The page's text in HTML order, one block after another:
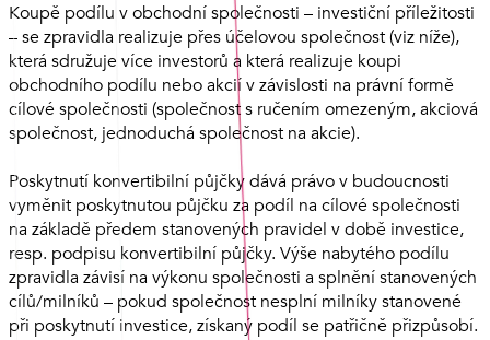
Koupě podílu v obchodní společnosti – investiční příležitosti
– se zpravidla realizuje přes účelovou společnost (viz níže),
která sdružuje více investorů a která realizuje koupi
obchodního podílu nebo akcií v závislosti na právní formě
cílové společnosti (společnost s ručením omezeným, akciová
společnost, jednoduchá společnost na akcie).
Poskytnutí konvertibilní půjčky dává právo v budoucnosti
vyměnit poskytnutou půjčku za podíl na cílové společnosti
na základě předem stanovených pravidel v době investice,
resp. podpisu konvertibilní půjčky. Výše nabytého podílu
zpravidla závisí na výkonu společnosti a splnění stanovených
cílů/milníků – pokud společnost nesplní milníky stanovené
při poskytnutí investice, získaný podíl se patřičně přizpůsobí.